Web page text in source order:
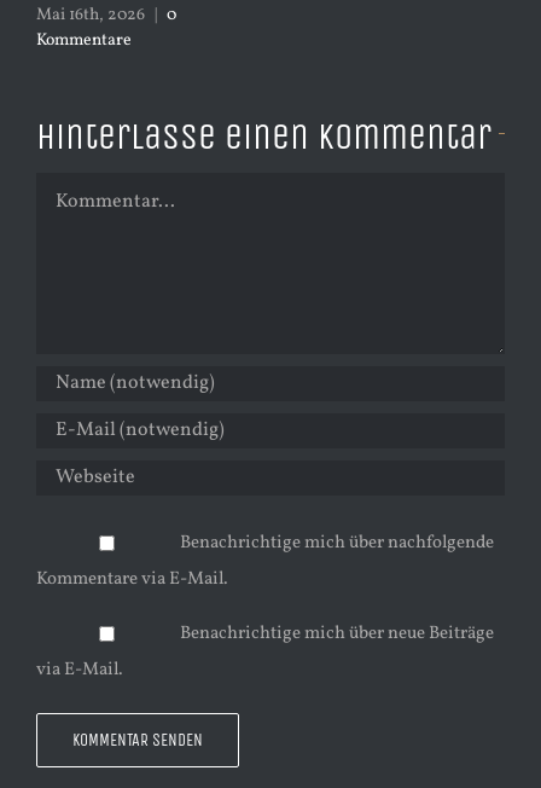
Mai 16th, 2026
0
Kommentare
Hinterlasse einen Kommentar
Kommentar
Benachrichtige mich über nachfolgende
Kommentare via E-Mail.
Benachrichtige mich über neue Beiträge
via E-Mail.